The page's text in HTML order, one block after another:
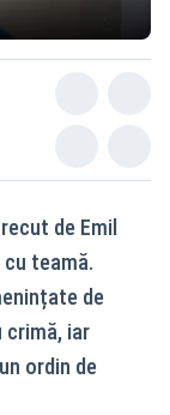
de Emil
teamă.
de
iar
ordin de